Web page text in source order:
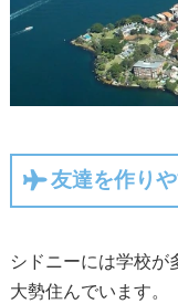
友達を作り
シドニーには学校が
大勢住んでいます。